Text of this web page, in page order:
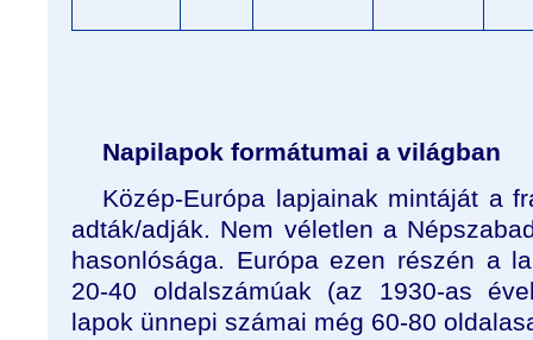
Napilapok formátumai a világban
Közép-Európa lapjainak mintáját a
adták/adják. Nem véletlen a
hasonlósága. Európa ezen részén a
20-40 oldalszámúak (az 1930-as
lapok ünnepi számai még 60-80